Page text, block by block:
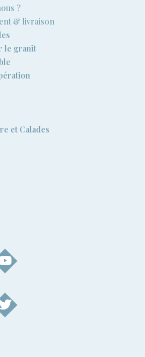
?
& livraison
le granit
et Calades